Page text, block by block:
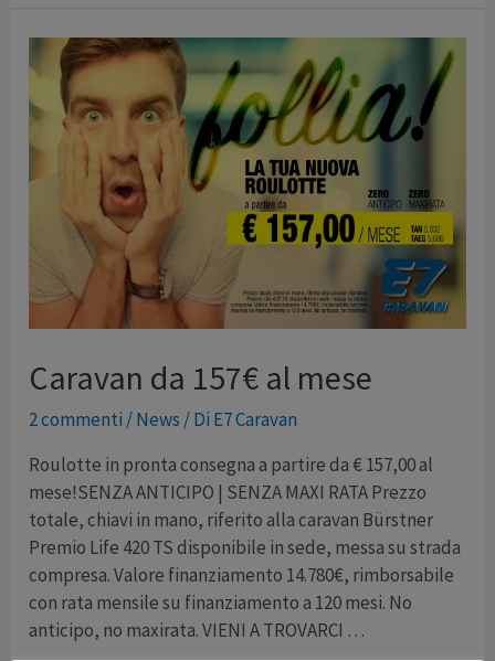
Caravan da 157€ al mese
2 commenti /News / Di E7 Caravan
Roulotte in pronta consegna a partire da € 157,00 al
mese!SENZA ANTICIPO | SENZA MAXI RATA Prezzo
totale, chiavi in mano, riferito alla caravan Bürstner
Premio Life 420 TS disponibile in sede, messa su strada
compresa. Valore finanziamento 14.780€, rimborsabile
con rata mensile su finanziamento a 120 mesi. No
anticipo, no maxirata. VIENI A TROVARCI …